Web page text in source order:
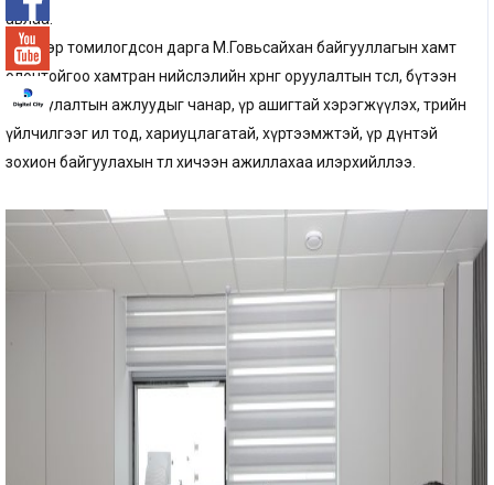
авлаа.
Шинээр томилогдсон дарга М.Говьсайхан байгууллагын хамт
олонтойгоо хамтран нийслэлийн хөрөнгө оруулалтын төсөл, бүтээн
байгуулалтын ажлуудыг чанар, үр ашигтай хэрэгжүүлэх, төрийн
үйлчилгээг ил тод, хариуцлагатай, хүртээмжтэй, үр дүнтэй
зохион байгуулахын төлөө хичээн ажиллахаа илэрхийллээ.